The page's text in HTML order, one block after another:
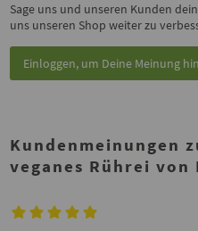
Sage uns und unseren Kunden
uns unseren Shop weiter zu
Einloggen, um Deine Meinung
Kundenmeinungen
veganes Rührei